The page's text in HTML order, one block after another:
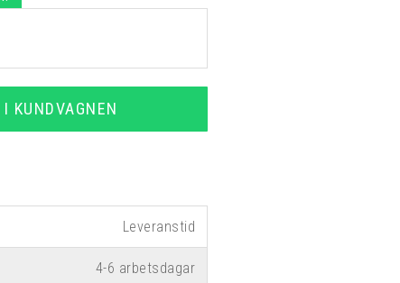
I KUNDVAGNEN
4-6 arbetsdagar